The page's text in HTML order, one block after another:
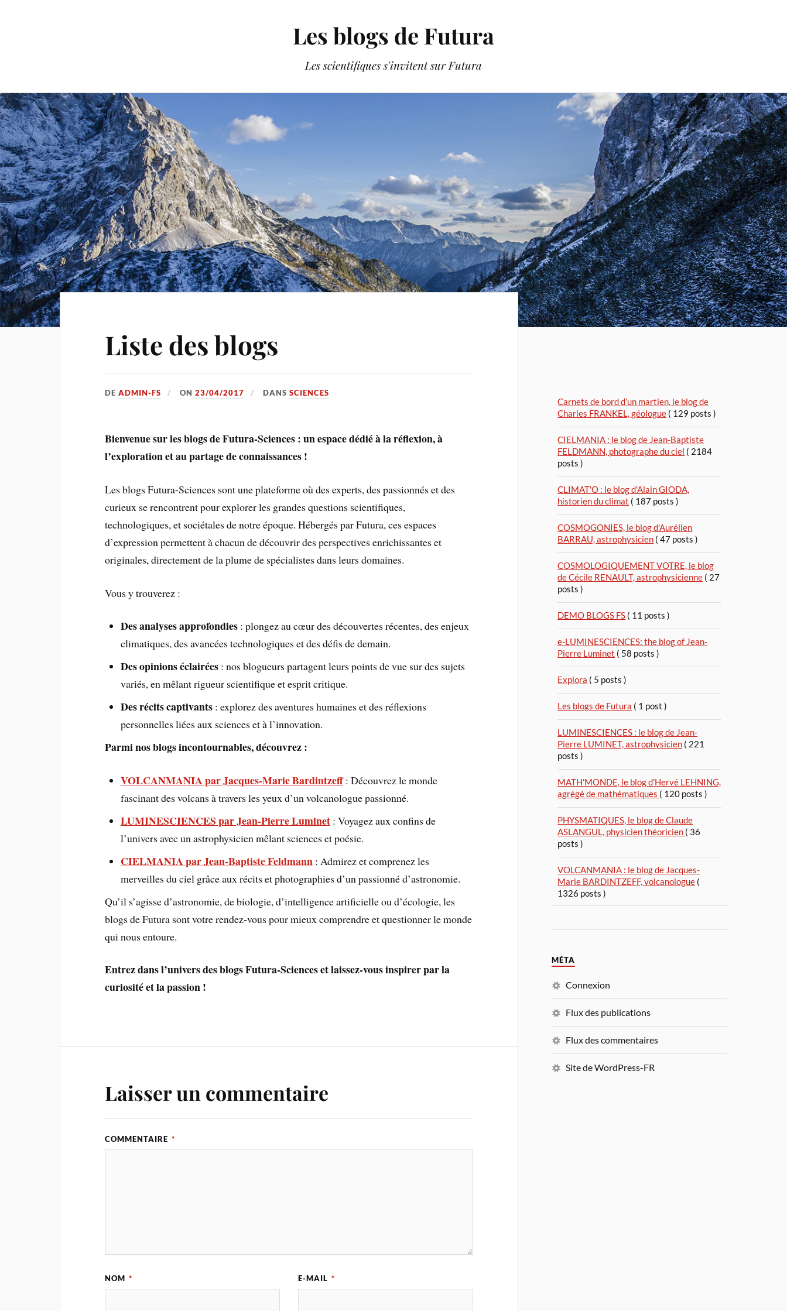
Les blogs de Futura
Les scientifiques s'invitent sur Futura
Liste des blogs
DEADMIN-FS ON23/04/2017 DANSSCIENCES
Bienvenue sur les blogs de Futura-Sciences : un espace dédié à la réflexion, à
l’exploration et au partage de connaissances !
Les blogs Futura-Sciences sont une plateforme où des experts, des passionnés et des
curieux se rencontrent pour explorer les grandes questions scientifiques,
technologiques, et sociétales de notre époque. Hébergés par Futura, ces espaces
d’expression permettent à chacun de découvrir des perspectives enrichissantes et
originales, directement de la plume de spécialistes dans leurs domaines.
Vous y trouverez :
Des analyses approfondies: plongez au cœur des découvertes récentes, des enjeux
climatiques, des avancées technologiques et des défis de demain.
Des opinions éclairées: nos blogueurs partagent leurs points de vue sur des sujets
variés, en mêlant rigueur scientifique et esprit critique.
Des récits captivants: explorez des aventures humaines et des réflexions
personnelles liées aux sciences et à l’innovation.
Parmi nos blogs incontournables, découvrez :
VOLCANMANIA par Jacques-Marie Bardintzeff: Découvrez le monde
fascinant des volcans à travers les yeux d’un volcanologue passionné.
LUMINESCIENCES par Jean-Pierre Luminet: Voyagez aux confins de
l’univers avec un astrophysicien mêlant sciences et poésie.
CIELMANIA par Jean-Baptiste Feldmann : Admirez et comprenez les
merveilles du ciel grâce aux récits et photographies d’un passionné d’astronomie.
Qu’il s’agisse d’astronomie, de biologie, d’intelligence artificielle ou d’écologie, les
blogs de Futura sont votre rendez-vous pour mieux comprendre et questionner le monde
qui nous entoure.
Entrez dans l’univers des blogs Futura-Sciences et laissez-vous inspirer par la
curiosité et la passion !
Laisser un commentaire
COMMENTAIRE *
NOM * E-MAIL *
Carnets de bord d’un martien, le blog de
Charles FRANKEL, géologue ( 129 posts )
CIELMANIA : le blog de Jean-Baptiste
FELDMANN, photographe du ciel ( 2184
posts )
CLIMAT'O : le blog d'Alain GIODA,
historien du climat ( 187 posts )
COSMOGONIES, le blog d'Aurélien
BARRAU, astrophysicien ( 47 posts )
COSMOLOGIQUEMENT VOTRE, le blog
de Cécile RENAULT, astrophysicienne ( 27
posts )
DEMO BLOGS FS ( 11 posts )
e-LUMINESCIENCES: the blog of Jean-
Pierre Luminet ( 58 posts )
Explora ( 5 posts )
Les blogs de Futura ( 1 post )
LUMINESCIENCES : le blog de Jean-
Pierre LUMINET, astrophysicien ( 221
posts )
MATH'MONDE, le blog d'Hervé LEHNING,
agrégé de mathématiques ( 120 posts )
PHYSMATIQUES, le blog de Claude
ASLANGUL, physicien théoricien ( 36
posts )
VOLCANMANIA : le blog de Jacques-
Marie BARDINTZEFF, volcanologue (
1326 posts )
MÉTA
Connexion
Flux des publications
Flux des commentaires
Site de WordPress-FR